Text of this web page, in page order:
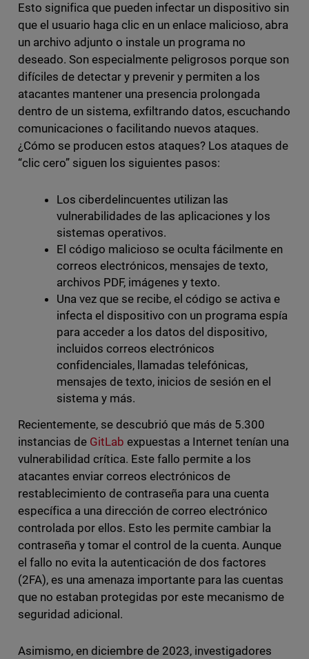
Esto significa que pueden infectar un dispositivo sin
que el usuario haga clic en un enlace malicioso, abra
un archivo adjunto o instale un programa no
deseado. Son especialmente peligrosos porque son
difíciles de detectar y prevenir y permiten a los
atacantes mantener una presencia prolongada
dentro de un sistema, exfiltrando datos, escuchando
comunicaciones o facilitando nuevos ataques.
¿Cómo se producen estos ataques? Los ataques de
“clic cero” siguen los siguientes pasos:
Los ciberdelincuentes utilizan las
vulnerabilidades de las aplicaciones y los
sistemas operativos.
El código malicioso se oculta fácilmente en
correos electrónicos, mensajes de texto,
archivos PDF, imágenes y texto.
Una vez que se recibe, el código se activa e
infecta el dispositivo con un programa espía
para acceder a los datos del dispositivo,
incluidos correos electrónicos
confidenciales, llamadas telefónicas,
mensajes de texto, inicios de sesión en el
sistema y más.
Recientemente, se descubrió que más de 5.300
instancias de GitLab expuestas a Internet tenían una
vulnerabilidad crítica. Este fallo permite a los
atacantes enviar correos electrónicos de
restablecimiento de contraseña para una cuenta
específica a una dirección de correo electrónico
controlada por ellos. Esto les permite cambiar la
contraseña y tomar el control de la cuenta. Aunque
el fallo no evita la autenticación de dos factores
(2FA), es una amenaza importante para las cuentas
que no estaban protegidas por este mecanismo de
seguridad adicional.
Asimismo, en diciembre de 2023, investigadores